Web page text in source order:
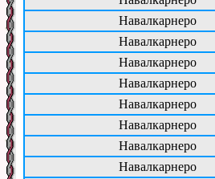
Навалкарнеро
Навалкарнеро
Навалкарнеро
Навалкарнеро
Навалкарнеро
Навалкарнеро
Навалкарнеро
Навалкарнеро